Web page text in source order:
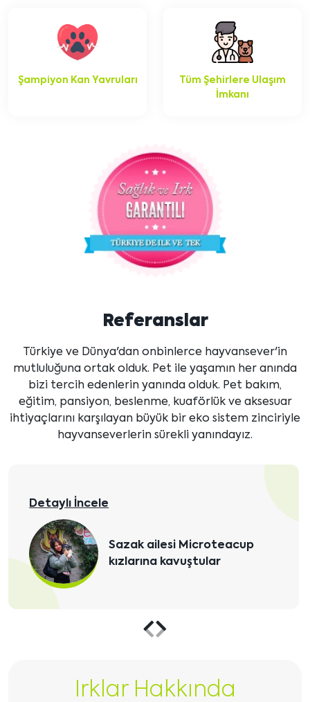
Şampiyon Kan Yavruları
Tüm Şehirlere Ulaşım
İmkanı
Referanslar
Türkiye ve Dünya'dan onbinlerce hayvansever'in
mutluluğuna ortak olduk. Pet ile yaşamın her anında
bizi tercih edenlerin yanında olduk. Pet bakım,
eğitim, pansiyon, beslenme, kuaförlük ve aksesuar
ihtiyaçlarını karşılayan büyük bir eko sistem zinciriyle
hayvanseverlerin sürekli yanındayız.
Detaylı İncele
Sazak ailesi Microteacup
kızlarına kavuştular
Önceki
Irklar Hakkında